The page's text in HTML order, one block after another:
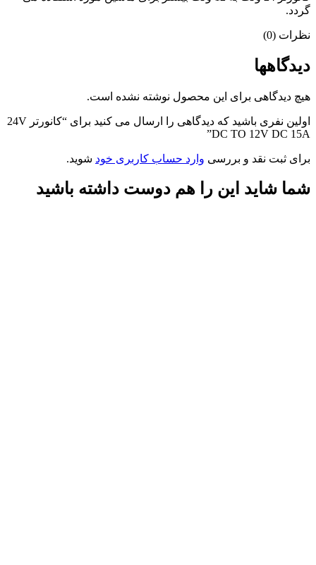
گردد.
نظرات (0)
دیدگاهها
هیچ دیدگاهی برای این محصول نوشته نشده است.
اولین نفری باشید که دیدگاهی را ارسال می کنید برای “کانورتر 24V
DC TO 12V DC 15A”
برای ثبت نقد و بررسی وارد حساب کاربری خود شوید.
شما شاید این را هم دوست داشته باشید